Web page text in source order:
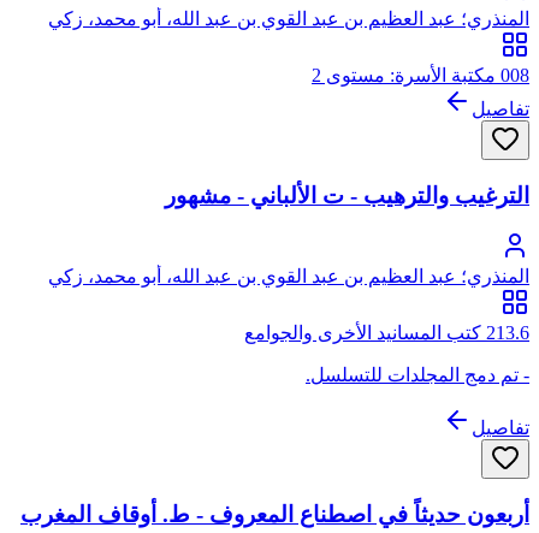
المنذري؛ عبد العظيم بن عبد القوي بن عبد الله، أبو محمد، زكي
الدين المنذري
008 مكتبة الأسرة: مستوى 2
تفاصيل
الترغيب والترهيب - ت الألباني - مشهور
المنذري؛ عبد العظيم بن عبد القوي بن عبد الله، أبو محمد، زكي
الدين المنذري
213.6 كتب المسانيد الأخرى والجوامع
- تم دمج المجلدات للتسلسل.
تفاصيل
أربعون حديثاً في اصطناع المعروف - ط. أوقاف المغرب